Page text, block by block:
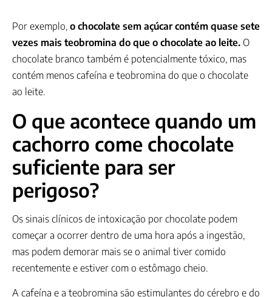
Por exemplo, o chocolate sem açúcar contém quase sete
vezes mais teobromina do que o chocolate ao leite. O
chocolate branco também é potencialmente tóxico, mas
contém menos cafeína e teobromina do que o chocolate
ao leite.
O que acontece quando um
cachorro come chocolate
suficiente para ser
perigoso?
Os sinais clínicos de intoxicação por chocolate podem
começar a ocorrer dentro de uma hora após a ingestão,
mas podem demorar mais se o animal tiver comido
recentemente e estiver com o estômago cheio.
A cafeína e a teobromina são estimulantes do cérebro e do